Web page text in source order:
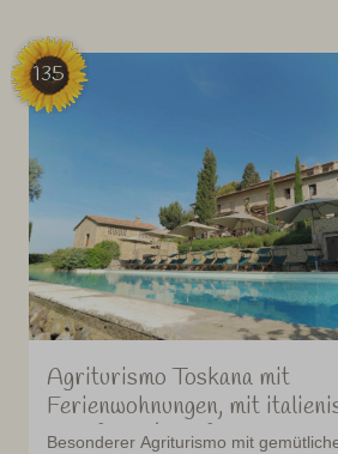
135
Agriturismo Toskana mit
Ferienwohnungen, mit
Gastfreundschaft
Besonderer Agriturismo mit